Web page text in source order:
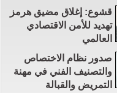
قشوع: إغلاق مضيق هرمز
تهديد للأمن الاقتصادي
العالمي
صدور نظام الاختصاص
والتصنيف الفني في مهنة
التمريض والقبالة